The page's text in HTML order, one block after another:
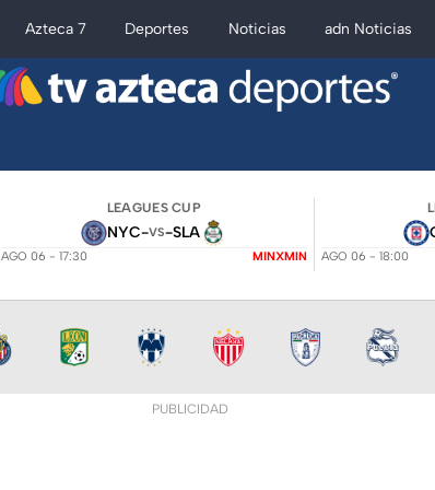
Azteca 7 Deportes Noticias adn Noticias
LEAGUES CUP
NYC-VS-SLA
AGO 06 - 17:30 MINXMIN AGO 06 - 18:00
PUBLICIDAD